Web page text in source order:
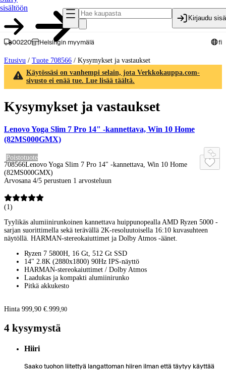
sisältöön
Kirjaudu
00220 Helsingin myymälä fi
Etusivu / Tuote 708566 / Kysymykset ja vastaukset
Käytössäsi on vanhempi selain, jota Verkkokauppa.com-
sivusto ei enää tue. Lue lisää täältä.
Kysymykset ja vastaukset
Lenovo Yoga Slim 7 Pro 14" -kannettava, Win 10 Home
(82MS000GMX)
Poistotuote
708566Lenovo Yoga Slim 7 Pro 14" -kannettava, Win 10 Home
(82MS000GMX)
Arvosana 4/5 perustuen 1 arvosteluun
(1 )
Tyylikäs alumiinirunkoinen kannettava huippunopealla AMD Ryzen 5000 -
sarjan suorittimella sekä terävällä 2K-resoluutoisella 16:10 kuvasuhteen
näytöllä. HARMAN-stereokaiuttimet ja Dolby Atmos -äänet.
Ryzen 7 5800H, 16 Gt, 512 Gt SSD
14" 2.8K (2880x1800) 90Hz IPS-näyttö
HARMAN-stereokaiuttimet / Dolby Atmos
Laadukas ja kompakti alumiinirunko
Pitkä akkukesto
Hinta 999,90 €. 999,90
4 kysymystä
Hiiri
Saako tuohon liitettyä langattoman hiiren ilman että täytyy käyttää